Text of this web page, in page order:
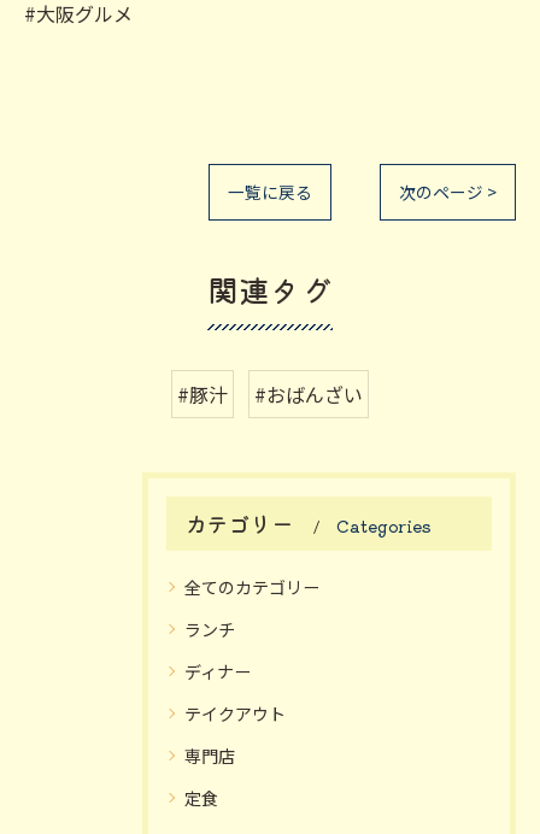
#大阪グルメ
一覧に戻る 次のページ >
関連タグ
#豚汁 #おばんざい
カテゴリー Categories
全てのカテゴリー
ランチ
ディナー
テイクアウト
専門店
定食